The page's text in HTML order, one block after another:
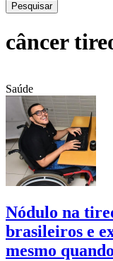
Pesquisar
câncer
Saúde
Nódulo na
brasileiros e
mesmo